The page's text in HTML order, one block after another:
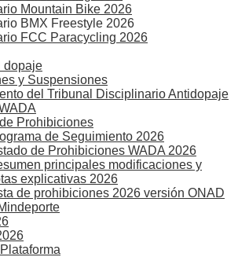
Mountain Bike 2026
BMX Freestyle 2026
FCC Paracycling 2026
dopaje
y Suspensiones
del Tribunal Disciplinario Antidopaje
Prohibiciones
de Seguimiento 2026
de Prohibiciones WADA 2026
principales modificaciones y
explicativas 2026
de prohibiciones 2026 versión ONAD